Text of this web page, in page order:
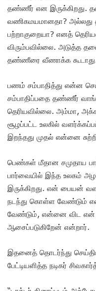
தண்ணீர் என இருக்கிறது.
வணிகமயமானதா?
பற்றாகுறையா? எனத்
விரும்பவில்லை. அடுத்த
தண்ணீரை வீணாக்க
பணம் சம்பாதித்து என்ன
சம்பாதிப்பதை தண்ணீர்
தெரியவில்லை. அம்மா,
சூழப்பட்ட உலகில்
இறந்தது முதல் என்னை
பெண்கள் மீதான சமுதாய
பார்வையில் இந்த உலகம்
இருக்கிறது. என் பையன்
நடந்து கொள்ள வேண்டும்
வேண்டும், என்னை விட
ஆசைப்படுகிறேன் என்றார்.
இதனைத் தொடர்ந்து
பேட்டியளித்த நடிகர்